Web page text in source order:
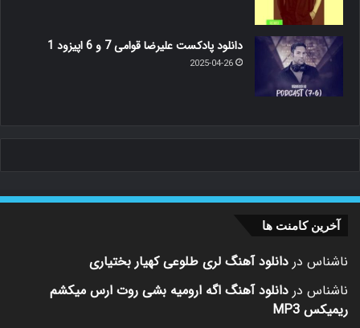
دانلود پادکست علیرضا قوامی 7 و 6 اپیزود 1
2025-04-26
آخرین کامنت ها
ناشناس در دانلود آهنگ لری طلوعی کهیار بختیاری
ناشناس در دانلود آهنگ اگه ارومیه بشی روت ارس میکشم
ریمیکس MP3